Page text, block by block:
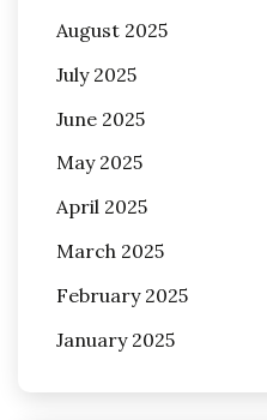
August 2025
July 2025
June 2025
May 2025
April 2025
March 2025
February 2025
January 2025